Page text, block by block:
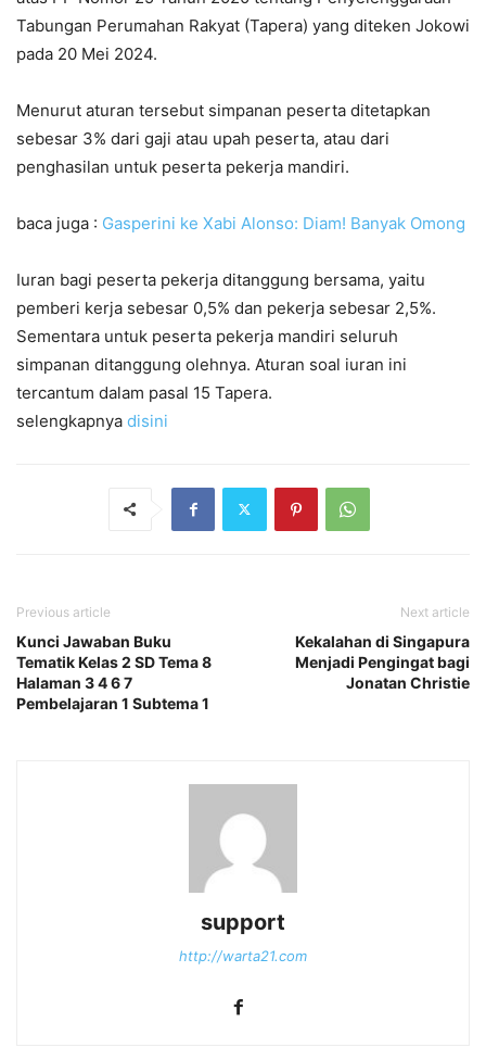
Tabungan Perumahan Rakyat (Tapera) yang diteken Jokowi
pada 20 Mei 2024.
Menurut aturan tersebut simpanan peserta ditetapkan
sebesar 3% dari gaji atau upah peserta, atau dari
penghasilan untuk peserta pekerja mandiri.
baca juga : Gasperini ke Xabi Alonso: Diam! Banyak Omong
Iuran bagi peserta pekerja ditanggung bersama, yaitu
pemberi kerja sebesar 0,5% dan pekerja sebesar 2,5%.
Sementara untuk peserta pekerja mandiri seluruh
simpanan ditanggung olehnya. Aturan soal iuran ini
tercantum dalam pasal 15 Tapera.
selengkapnya disini
Previous article
Kunci Jawaban Buku
Tematik Kelas 2 SD Tema 8
Halaman 3 4 6 7
Pembelajaran 1 Subtema 1
Next article
Kekalahan di Singapura
Menjadi Pengingat bagi
Jonatan Christie
support
http://warta21.com